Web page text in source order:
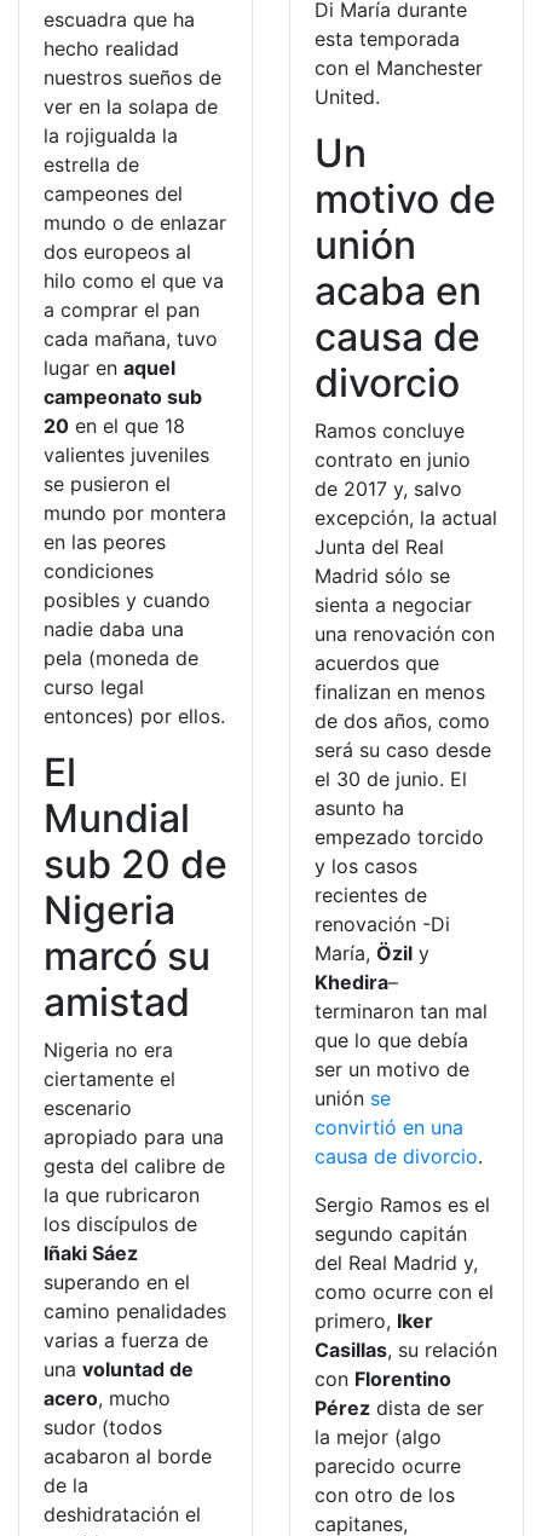
escuadra que ha
hecho realidad
nuestros sueños de
ver en la solapa de
la rojigualda la
estrella de
campeones del
mundo o de enlazar
dos europeos al
hilo como el que va
a comprar el pan
cada mañana, tuvo
lugar en aquel
campeonato sub
20 en el que 18
valientes juveniles
se pusieron el
mundo por montera
en las peores
condiciones
posibles y cuando
nadie daba una
pela (moneda de
curso legal
entonces) por ellos.
El
Mundial
sub 20 de
Nigeria
marcó su
amistad
Nigeria no era
ciertamente el
escenario
apropiado para una
gesta del calibre de
la que rubricaron
los discípulos de
Iñaki Sáez
superando en el
camino penalidades
varias a fuerza de
una voluntad de
acero, mucho
sudor (todos
acabaron al borde
de la
deshidratación el
Di María durante
esta temporada
con el Manchester
United.
Un
motivo de
unión
acaba en
causa de
divorcio
Ramos concluye
contrato en junio
de 2017 y, salvo
excepción, la actual
Junta del Real
Madrid sólo se
sienta a negociar
una renovación con
acuerdos que
finalizan en menos
de dos años, como
será su caso desde
el 30 de junio. El
asunto ha
empezado torcido
y los casos
recientes de
renovación -Di
María, Özil y
Khedira–
terminaron tan mal
que lo que debía
ser un motivo de
unión se
convirtió en una
causa de divorcio.
Sergio Ramos es el
segundo capitán
del Real Madrid y,
como ocurre con el
primero, Iker
Casillas, su relación
con Florentino
Pérez dista de ser
la mejor (algo
parecido ocurre
con otro de los
capitanes,